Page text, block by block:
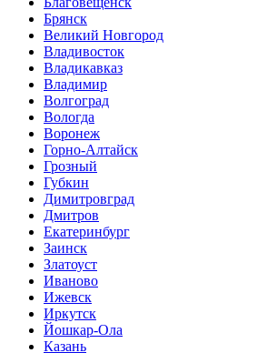
Брянск
Великий Новгород
Владивосток
Владикавказ
Владимир
Волгоград
Вологда
Воронеж
Горно-Алтайск
Грозный
Губкин
Димитровград
Дмитров
Екатеринбург
Заинск
Златоуст
Иваново
Ижевск
Иркутск
Йошкар-Ола
Казань